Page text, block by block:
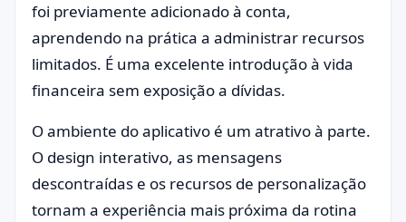
foi previamente adicionado à conta,
aprendendo na prática a administrar recursos
limitados. É uma excelente introdução à vida
financeira sem exposição a dívidas.
O ambiente do aplicativo é um atrativo à parte.
O design interativo, as mensagens
descontraídas e os recursos de personalização
tornam a experiência mais próxima da rotina